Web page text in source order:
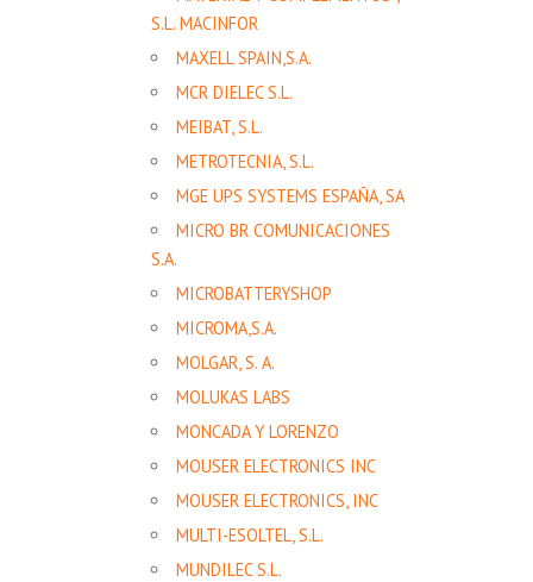
S.L. MACINFOR
MAXELL SPAIN,S.A.
MCR DIELEC S.L.
MEIBAT, S.L.
METROTECNIA, S.L.
MGE UPS SYSTEMS ESPAÑA, SA
MICRO BR COMUNICACIONES
S.A.
MICROBATTERYSHOP
MICROMA,S.A.
MOLGAR, S. A.
MOLUKAS LABS
MONCADA Y LORENZO
MOUSER ELECTRONICS INC
MOUSER ELECTRONICS, INC
MULTI-ESOLTEL, S.L.
MUNDILEC S.L.